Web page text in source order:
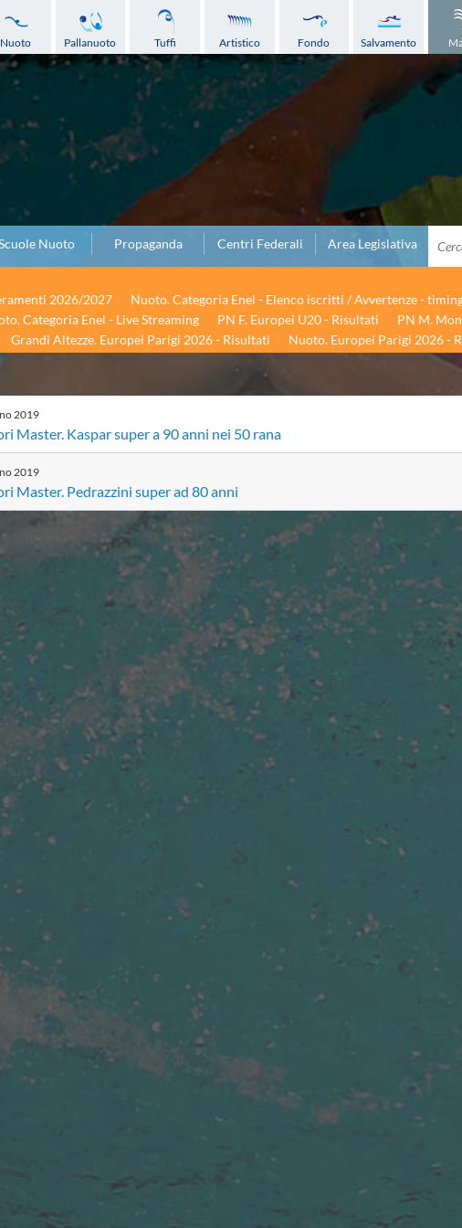
Nuoto Pallanuoto Tuffi Artistico Fondo Salvamento
Nuoto Propaganda Centri Federali Area Legislativa
2026/2027
Nuoto. Categoria Enel - Elenco iscritti / Avvertenze -
Categoria Enel - Live Streaming PN F. Europei U20 - Risultati
PN M.
Grandi Altezze. Europei Parigi 2026 - Risultati Nuoto. Europei Parigi 2026 -
2019
Master. Kaspar super a 90 anni nei 50 rana
2019
Master. Pedrazzini super ad 80 anni